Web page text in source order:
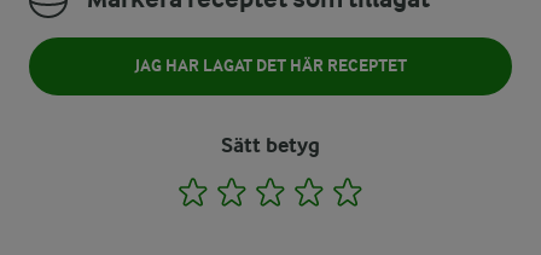
JAG HAR LAGAT DET HÄR RECEPTET
Sätt betyg
1 2 3 4